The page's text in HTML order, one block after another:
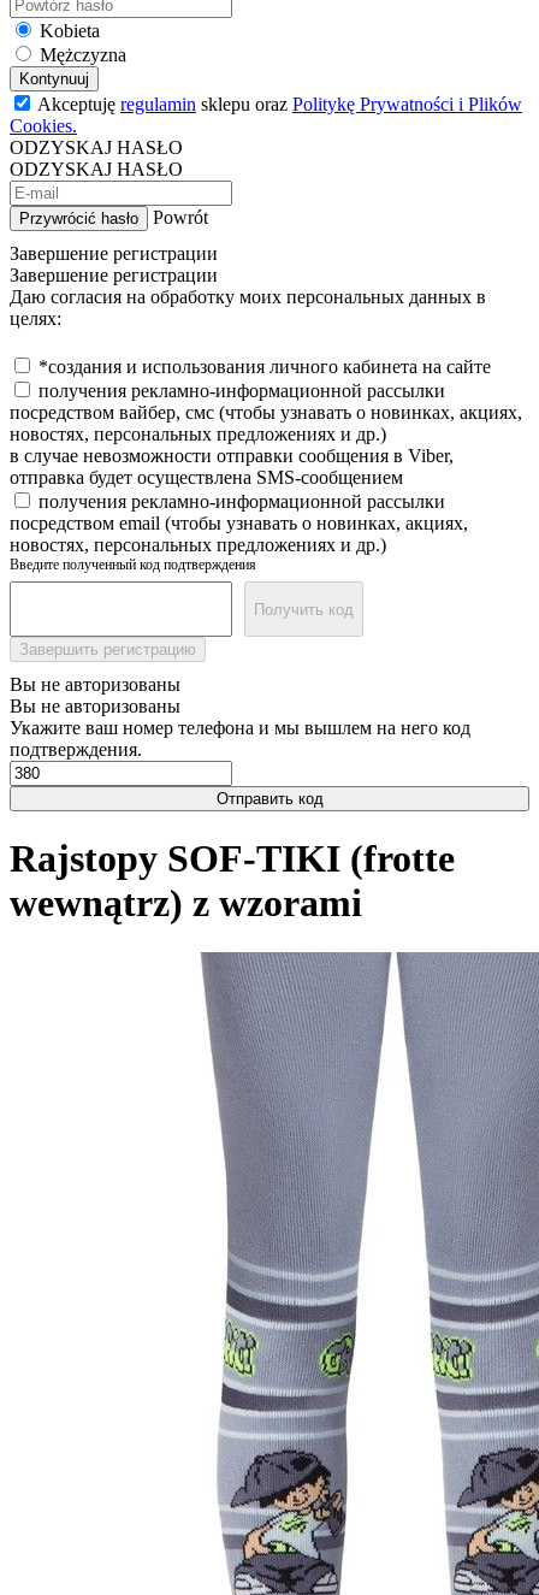
Kobieta
Mężczyzna
Kontynuuj
Akceptuję regulamin sklepu oraz Politykę Prywatności i Plików
Cookies.
ODZYSKAJ HASŁO
ODZYSKAJ HASŁO
Przywrócić hasło
Powrót
Завершение регистрации
Завершение регистрации
Даю согласия на обработку моих персональных данных в
целях:
*создания и использования личного кабинета на сайте
получения рекламно-информационной рассылки
посредством вайбер, смс (чтобы узнавать о новинках, акциях,
новостях, персональных предложениях и др.)
в случае невозможности отправки сообщения в Viber,
отправка будет осуществлена SMS-сообщением
получения рекламно-информационной рассылки
посредством email (чтобы узнавать о новинках, акциях,
новостях, персональных предложениях и др.)
Введите полученный код подтверждения
Получить код
Завершить регистрацию
Вы не авторизованы
Вы не авторизованы
Укажите ваш номер телефона и мы вышлем на него код
подтверждения.
Отправить код
Rajstopy SOF-TIKI (frotte
wewnątrz) z wzorami